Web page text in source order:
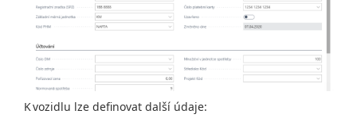
K vozidlu lze definovat další údaje: